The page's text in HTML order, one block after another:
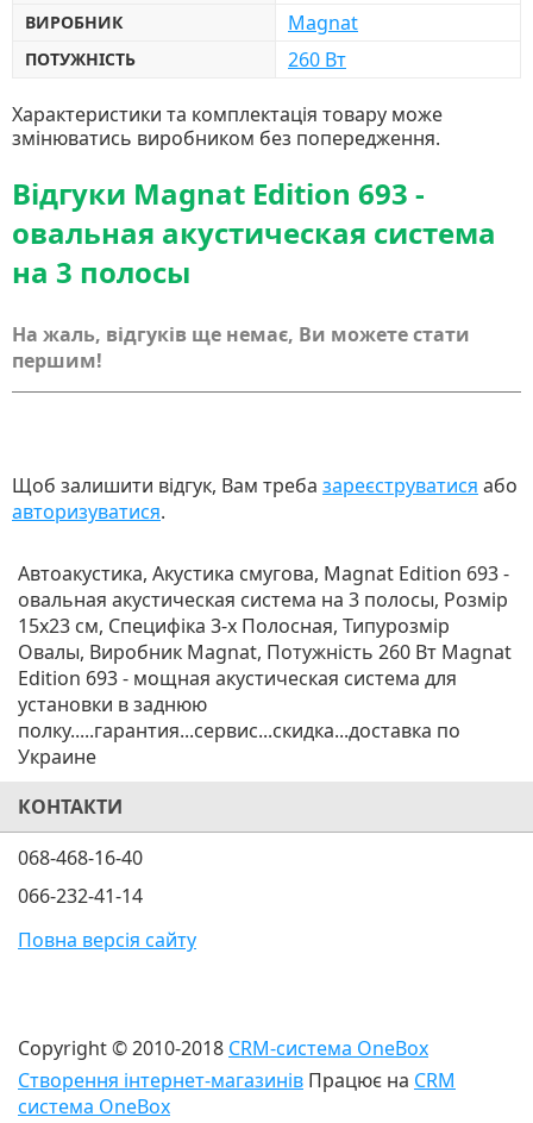
ВИРОБНИК Magnat
ПОТУЖНІСТЬ 260 Вт
Характеристики та комплектація товару може
змінюватись виробником без попередження.
Відгуки Magnat Edition 693 -
овальная акустическая система
на 3 полосы
На жаль, відгуків ще немає, Ви можете стати
першим!
Щоб залишити відгук, Вам треба зареєструватися або
авторизуватися.
Автоакустика, Акустика смугова, Magnat Edition 693 -
овальная акустическая система на 3 полосы, Розмір
15х23 см, Специфіка 3-х Полосная, Типурозмір
Овалы, Виробник Magnat, Потужність 260 Вт Magnat
Edition 693 - мощная акустическая система для
установки в заднюю
полку.....гарантия...сервис...скидка...доставка по
Украине
КОНТАКТИ
068-468-16-40
066-232-41-14
Повна версія сайту
Copyright © 2010-2018 CRM-система OneBox
Створення інтернет-магазинів Працює на CRM
система OneBox